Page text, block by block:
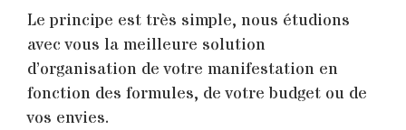
Le principe est très simple, nous étudions
avec vous la meilleure solution
d’organisation de votre manifestation en
fonction des formules, de votre budget ou de
vos envies.